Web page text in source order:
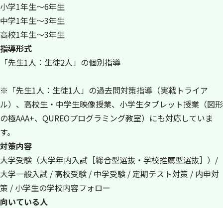
小学1年生～6年生
中学1年生～3年生
高校1年生～3年生
指導形式
「先生1人：生徒2人」の個別指導
※「先生1人：生徒1人」の過去問対策指導（実戦トライア
ル）、高校生・中学生映像授業、小学生タブレット授業（図形
の極AAA+、QUREOプログラミング教室）にも対応していま
す。
対策内容
大学受験（大学年内入試［総合型選抜・学校推薦型選抜］）/
大学一般入試 / 高校受験 / 中学受験 / 定期テスト対策 / 内申対
策 / 小学生の学校内容フォロー
向いている人